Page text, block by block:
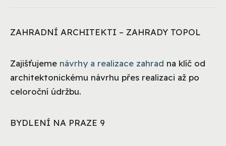
ZAHRADNÍ ARCHITEKTI – ZAHRADY TOPOL
Zajišťujeme návrhy a realizace zahrad na klíč od
architektonickému návrhu přes realizaci až po
celoroční údržbu.
BYDLENÍ NA PRAZE 9